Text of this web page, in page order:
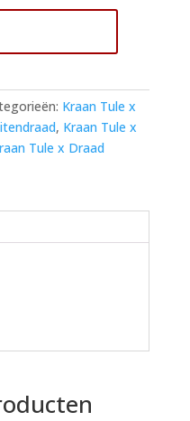
Kraan Tule x
, Kraan Tule x
Tule x Draad